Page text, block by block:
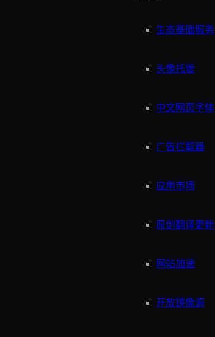
生态基础服务
头像托管
中文网页字体
广告拦截器
应用市场
原创翻译更新
网站加速
开放镜像源